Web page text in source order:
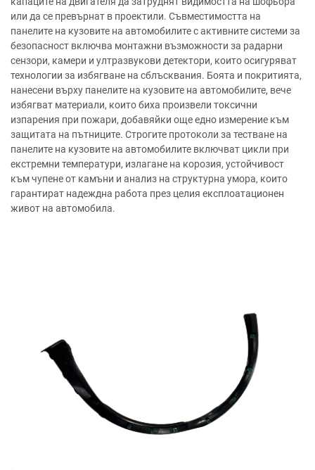
или да се превърнат в проектили. Съвместимостта на
панелите на кузовите на автомобилите с активните системи за
безопасност включва монтажни възможности за радарни
сензори, камери и ултразвукови детектори, които осигуряват
технологии за избягване на сблъсквания. Боята и покритията,
нанесени върху панелите на кузовите на автомобилите, вече
избягват материали, които биха произвели токсични
изпарения при пожари, добавяйки още едно измерение към
защитата на пътниците. Строгите протоколи за тестване на
панелите на кузовите на автомобилите включват цикли при
екстремни температури, излагане на корозия, устойчивост
към чупене от камъни и анализ на структурна умора, които
гарантират надеждна работа през целия експлоатационен
живот на автомобила.